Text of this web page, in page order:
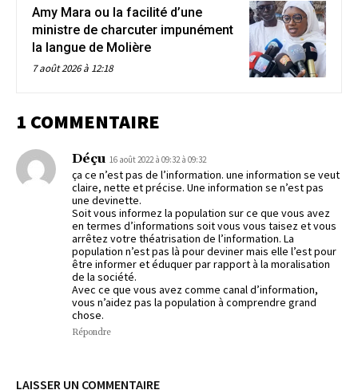
Amy Mara ou la facilité d’une
ministre de charcuter impunément
la langue de Molière
7 août 2026 à 12:18
1 COMMENTAIRE
Déçu 16 août 2022 à 09:32 à 09:32
ça ce n’est pas de l’information. une information se veut
claire, nette et précise. Une information se n’est pas
une devinette.
Soit vous informez la population sur ce que vous avez
en termes d’informations soit vous vous taisez et vous
arrêtez votre théatrisation de l’information. La
population n’est pas là pour deviner mais elle l’est pour
être informer et éduquer par rapport à la moralisation
de la société.
Avec ce que vous avez comme canal d’information,
vous n’aidez pas la population à comprendre grand
chose.
Répondre
LAISSER UN COMMENTAIRE